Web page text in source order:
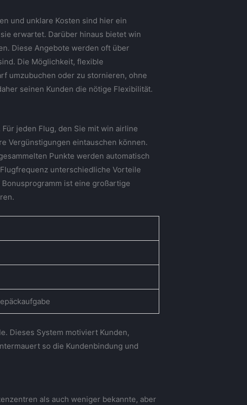
und unklare Kosten sind hier ein
erwartet. Darüber hinaus bietet win
Diese Angebote werden oft über
Die Möglichkeit, flexible
umzubuchen oder zu stornieren, ohne
seinen Kunden die nötige Flexibilität.
jeden Flug, den Sie mit win airline
Vergünstigungen eintauschen können.
Punkte werden automatisch
unterschiedliche Vorteile
ist eine großartige
Dieses System motiviert Kunden,
so die Kundenbindung und
als auch weniger bekannte, aber